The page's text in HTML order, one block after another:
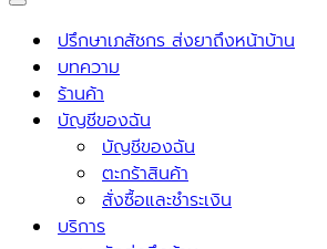
Navigation
Menu ปรึกษาเภสัชกร ส่งยาถึงหน้าบ้าน
บทความ
ร้านค้า
บัญชีของฉัน
บัญชีของฉัน
ตะกร้าสินค้า
สั่งซื้อและชำระเงิน
บริการ